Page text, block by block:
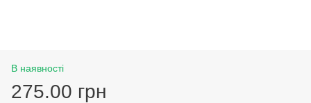
В наявності
275.00 грн